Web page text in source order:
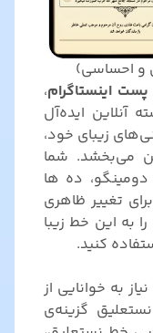
و احساسی)
پست اینستاگرام،
آنلاین ایده‌آل
زیبای خود،
می‌بخشد. شما
دومینگو، ده ها
تغییر ظاهری
به این خط زیبا
کنید.
به خوانایی از
گزینه‌ی